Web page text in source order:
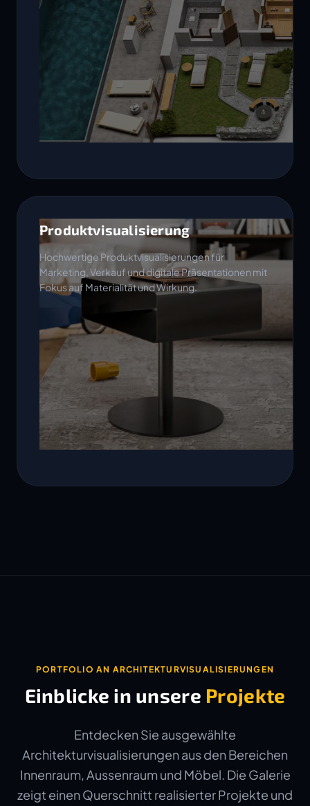
Produktvisualisierung
Hochwertige Produktvisualisierungen für
Marketing, Verkauf und digitale Präsentationen mit
Fokus auf Materialität und Wirkung.
PORTFOLIO AN ARCHITEKTURVISUALISIERUNGEN
Einblicke in unsere Projekte
Entdecken Sie ausgewählte
Architekturvisualisierungen aus den Bereichen
Innenraum, Aussenraum und Möbel. Die Galerie
zeigt einen Querschnitt realisierter Projekte und